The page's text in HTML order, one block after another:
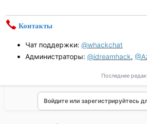
Контакты
Чат поддержки: @whackchat
Администраторы: @idreamhack,
Последнее
Войдите или зарегистрируйтесь